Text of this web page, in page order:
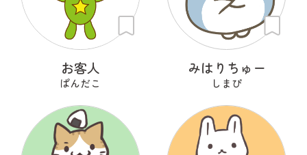
お客人
ぱんだこ
みはりちゅー
しまぴ